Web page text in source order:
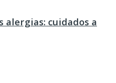
alergias: cuidados a